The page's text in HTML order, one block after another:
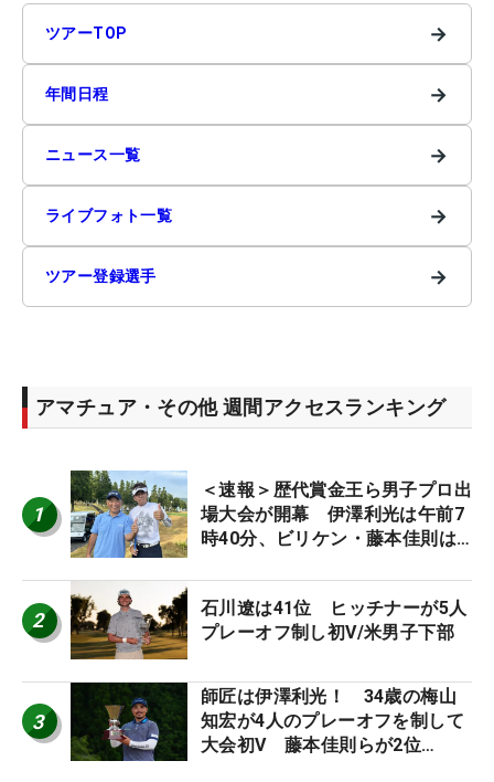
ツアーTOP →
年間日程 →
ニュース一覧 →
ライブフォト一覧 →
ツアー登録選手 →
アマチュア・その他 週間アクセスランキング
1
＜速報＞歴代賞金王ら男子プロ出
場大会が開幕 伊澤利光は午前7
時40分、ビリケン・藤本佳則は
STAGE JOYX OPEN】
2
石川遼は41位 ヒッチナーが5人
プレーオフ制し初V/米男子下部
3
師匠は伊澤利光！ 34歳の梅山
知宏が4人のプレーオフを制して
大会初V 藤本佳則らが2位